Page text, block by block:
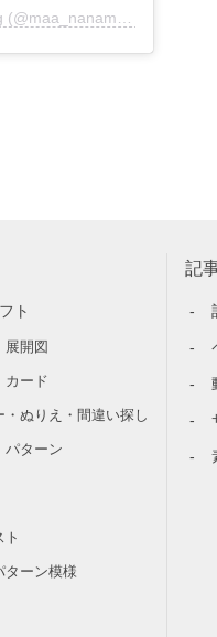
A post shared by nanamog (@maa_nanamog)
ト
展開図
カード
・ぬりえ・間違い探し
パターン
ト
ターン模様
記